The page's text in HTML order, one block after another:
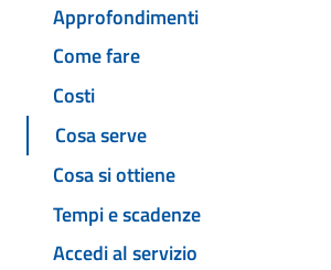
Approfondimenti
Come fare
Costi
Cosa serve
Cosa si ottiene
Tempi e scadenze
Accedi al servizio